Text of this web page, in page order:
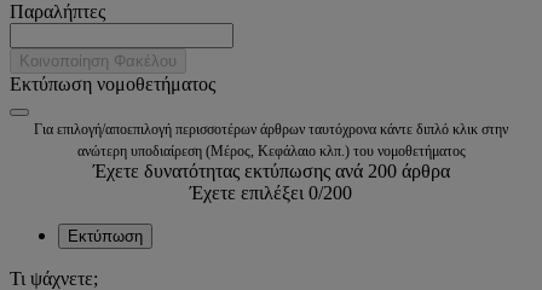
Παραλήπτες
Κοινοποίηση Φακέλου
Εκτύπωση νομοθετήματος
Για επιλογή/αποεπιλογή περισσοτέρων άρθρων ταυτόχρονα κάντε διπλό κλικ στην
ανώτερη υποδιαίρεση (Μέρος, Κεφάλαιο κλπ.) του νομοθετήματος
Έχετε δυνατότητας εκτύπωσης ανά 200 άρθρα
Έχετε επιλέξει 0/200
Εκτύπωση
Τι ψάχνετε;